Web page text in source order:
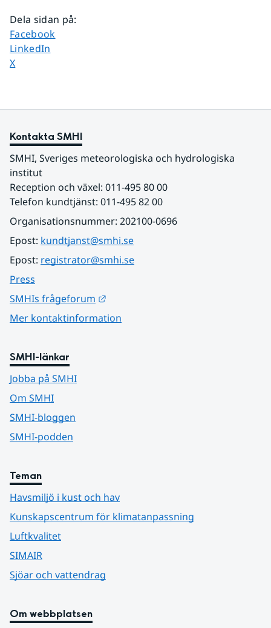
Dela sidan på:
Dela sidan på
Facebook
Dela sidan på
LinkedIn
Dela sidan på
X
Kontakta SMHI
SMHI, Sveriges meteorologiska och hydrologiska
institut
Reception och växel: 011-495 80 00
Telefon kundtjänst: 011-495 82 00
Organisationsnummer: 202100-0696
Epost: kundtjanst@smhi.se
Epost: registrator@smhi.se
Press
SMHIs frågeforum
Mer kontaktinformation
SMHI-länkar
Jobba på SMHI
Om SMHI
SMHI-bloggen
SMHI-podden
Teman
Havsmiljö i kust och hav
Kunskapscentrum för klimatanpassning
Luftkvalitet
SIMAIR
Sjöar och vattendrag
Om webbplatsen